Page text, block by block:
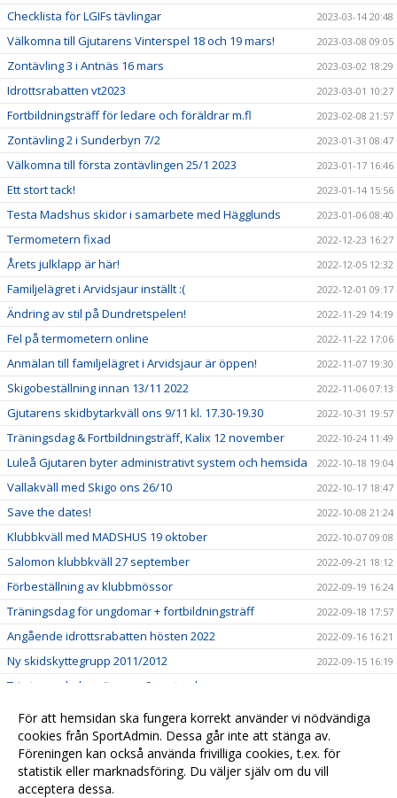
Checklista för LGIFs tävlingar 2023-03-14 20:48
Välkomna till Gjutarens Vinterspel 18 och 19 mars! 2023-03-08 09:05
Zontävling 3 i Antnäs 16 mars 2023-03-02 18:29
Idrottsrabatten vt2023 2023-03-01 10:27
Fortbildningsträff för ledare och föräldrar m.fl 2023-02-08 21:57
Zontävling 2 i Sunderbyn 7/2 2023-01-31 08:47
Välkomna till första zontävlingen 25/1 2023 2023-01-17 16:46
Ett stort tack! 2023-01-14 15:56
Testa Madshus skidor i samarbete med Hägglunds 2023-01-06 08:40
Termometern fixad 2022-12-23 16:27
Årets julklapp är här! 2022-12-05 12:32
Familjelägret i Arvidsjaur inställt :( 2022-12-01 09:17
Ändring av stil på Dundretspelen! 2022-11-29 14:19
Fel på termometern online 2022-11-22 17:06
Anmälan till familjelägret i Arvidsjaur är öppen! 2022-11-07 19:30
Skigobeställning innan 13/11 2022 2022-11-06 07:13
Gjutarens skidbytarkväll ons 9/11 kl. 17.30-19.30 2022-10-31 19:57
Träningsdag & Fortbildningsträff, Kalix 12 november 2022-10-24 11:49
Luleå Gjutaren byter administrativt system och hemsida 2022-10-18 19:04
Vallakväll med Skigo ons 26/10 2022-10-17 18:47
Save the dates! 2022-10-08 21:24
Klubbkväll med MADSHUS 19 oktober 2022-10-07 09:08
Salomon klubbkväll 27 september 2022-09-21 18:12
Förbeställning av klubbmössor 2022-09-19 16:24
Träningsdag för ungdomar + fortbildningsträff 2022-09-18 17:57
Angående idrottsrabatten hösten 2022 2022-09-16 16:21
Ny skidskyttegrupp 2011/2012 2022-09-15 16:19
Trimtex webshop öppnar 9 september
Nytt administrativt system på gång! 2022-08-19 16:14
Tränarutbildningar 2022-07-27 15:06
Norrbottens sommarskidskola i Älvsbyn 2022-06-16 15:07
För att hemsidan ska fungera korrekt använder vi nödvändiga
cookies från SportAdmin. Dessa går inte att stänga av.
Föreningen kan också använda frivilliga cookies, t.ex. för
statistik eller marknadsföring. Du väljer själv om du vill
acceptera dessa.